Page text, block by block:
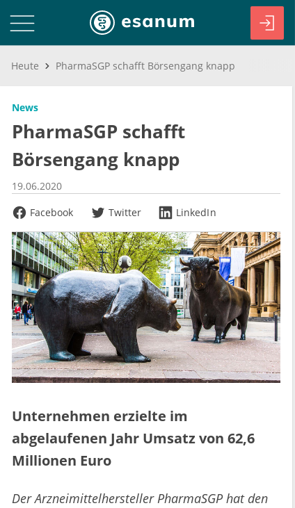
Heute PharmaSGP schafft Börsengang knapp
News
PharmaSGP schafft
Börsengang knapp
19.06.2020
Facebook
Twitter LinkedIn
Unternehmen erzielte im
abgelaufenen Jahr Umsatz von 62,6
Millionen Euro
Der Arzneimittelhersteller PharmaSGP hat den